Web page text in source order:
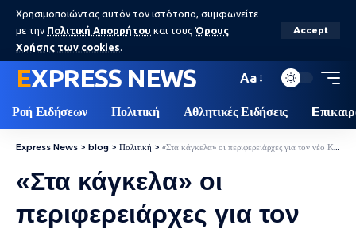
Χρησιμοποιώντας αυτόν τον ιστότοπο, συμφωνείτε
με την Πολιτική Απορρήτου και τους Όρους
Χρήσης των cookies.
Accept
EXPRESS NEWS Aa
Ροή Ειδήσεων Πολιτική Αθλητικές Ειδήσεις
Express News > blog > Πολιτική > «Στα κάγκελα» οι περιφερειάρχες για τον νέο Κώδικα: Απειλές για παραιτήσεις και έκτακτο Δ.Σ της ΕΝΠΕ
«Στα κάγκελα» οι
περιφερειάρχες για τον